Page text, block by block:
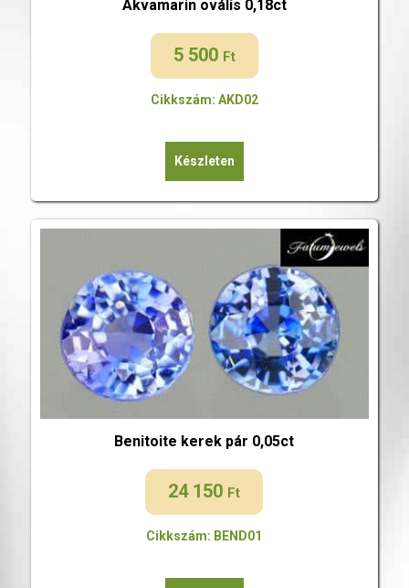
Akvamarin ovális 0,18ct
5 500 Ft
Cikkszám: AKD02
Készleten
Benitoite kerek pár 0,05ct
24 150 Ft
Cikkszám: BEND01